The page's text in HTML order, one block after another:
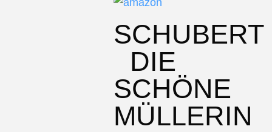
SCHUBERT
DIE
SCHÖNE
MÜLLERIN